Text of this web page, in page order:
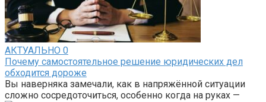
АКТУАЛЬНО 0
Почему самостоятельное решение юридических дел
обходится дороже
Вы наверняка замечали, как в напряжённой ситуации
сложно сосредоточиться, особенно когда на руках —